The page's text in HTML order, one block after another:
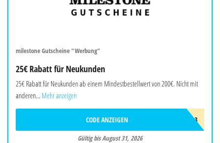
milestone Gutscheine "Werbung"
25€ Rabatt für Neukunden
25€ Rabatt für Neukunden ab einem Mindestbestellwert von 200€. Nicht mit
anderen... Mehr anzeigen
AWN8R7U2H4L3
CODE ANZEIGEN
Gültig bis August 31, 2026